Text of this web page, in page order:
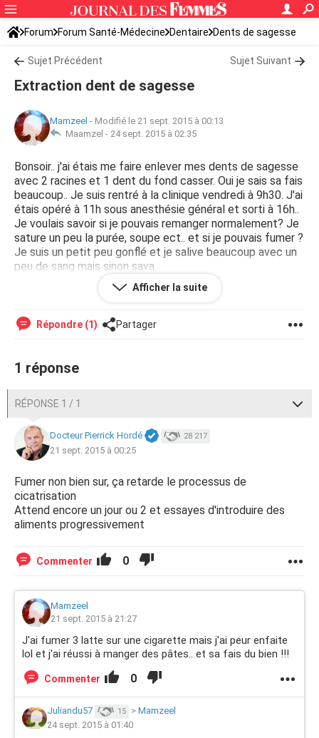
Forum Forum Santé-Médecine Dentaire Dents de sagesse
Sujet Précédent Sujet Suivant
Extraction dent de sagesse
Mamzeel - Modifié le 21 sept. 2015 à 00:13
Maamzel - 24 sept. 2015 à 02:35
Bonsoir.. j'ai étais me faire enlever mes dents de sagesse
avec 2 racines et 1 dent du fond casser. Oui je sais sa fais
beaucoup.. Je suis rentré à la clinique vendredi à 9h30. J'ai
étais opéré à 11h sous anesthésie général et sorti à 16h..
Je voulais savoir si je pouvais remanger normalement? Je
sature un peu la purée, soupe ect.. et si je pouvais fumer ?
Je suis un petit peu gonflé et je salive beaucoup avec un
peu de sang mais sinon sava..
Merci a ceux qui vont répondre :)
Afficher la suite
Répondre (1) Partager
1 réponse
RÉPONSE 1 / 1
Docteur Pierrick Hordé 28 217
21 sept. 2015 à 00:25
Fumer non bien sur, ça retarde le processus de
cicatrisation
Attend encore un jour ou 2 et essayes d'introduire des
aliments progressivement
Commenter 0
Mamzeel
21 sept. 2015 à 21:27
J'ai fumer 3 latte sur une cigarette mais j'ai peur enfaite
lol et j'ai réussi à manger des pâtes.. et sa fais du bien !!!
Commenter 0
Juliandu57 15 > Mamzeel
24 sept. 2015 à 01:40